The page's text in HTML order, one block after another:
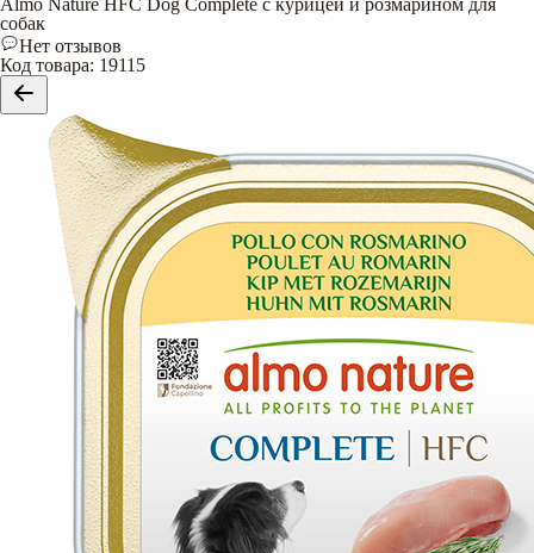
Almo Nature HFC Dog Complete с курицей и розмарином для
собак
Нет отзывов
Код товара: 19115